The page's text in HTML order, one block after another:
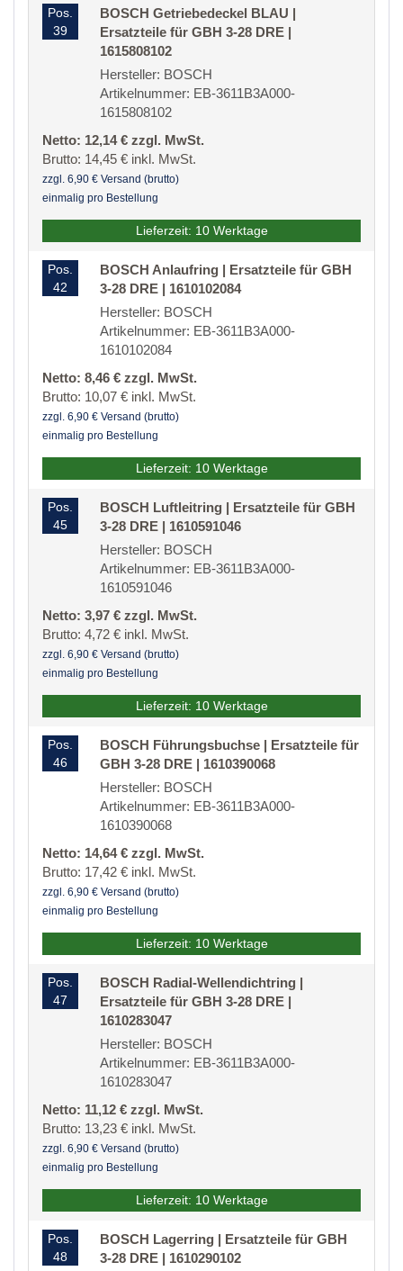
Pos.
39
BOSCH Getriebedeckel BLAU |
Ersatzteile für GBH 3-28 DRE |
1615808102
Hersteller: BOSCH
Artikelnummer: EB-3611B3A000-
1615808102
Netto: 12,14 € zzgl. MwSt.
Brutto: 14,45 € inkl. MwSt.
zzgl. 6,90 € Versand (brutto)
einmalig pro Bestellung
Lieferzeit: 10 Werktage
Pos.
42
BOSCH Anlaufring | Ersatzteile für GBH
3-28 DRE | 1610102084
Hersteller: BOSCH
Artikelnummer: EB-3611B3A000-
1610102084
Netto: 8,46 € zzgl. MwSt.
Brutto: 10,07 € inkl. MwSt.
zzgl. 6,90 € Versand (brutto)
einmalig pro Bestellung
Lieferzeit: 10 Werktage
Pos.
45
BOSCH Luftleitring | Ersatzteile für GBH
3-28 DRE | 1610591046
Hersteller: BOSCH
Artikelnummer: EB-3611B3A000-
1610591046
Netto: 3,97 € zzgl. MwSt.
Brutto: 4,72 € inkl. MwSt.
zzgl. 6,90 € Versand (brutto)
einmalig pro Bestellung
Lieferzeit: 10 Werktage
Pos.
46
BOSCH Führungsbuchse | Ersatzteile für
GBH 3-28 DRE | 1610390068
Hersteller: BOSCH
Artikelnummer: EB-3611B3A000-
1610390068
Netto: 14,64 € zzgl. MwSt.
Brutto: 17,42 € inkl. MwSt.
zzgl. 6,90 € Versand (brutto)
einmalig pro Bestellung
Lieferzeit: 10 Werktage
Pos.
47
BOSCH Radial-Wellendichtring |
Ersatzteile für GBH 3-28 DRE |
1610283047
Hersteller: BOSCH
Artikelnummer: EB-3611B3A000-
1610283047
Netto: 11,12 € zzgl. MwSt.
Brutto: 13,23 € inkl. MwSt.
zzgl. 6,90 € Versand (brutto)
einmalig pro Bestellung
Lieferzeit: 10 Werktage
Pos.
48
BOSCH Lagerring | Ersatzteile für GBH
3-28 DRE | 1610290102